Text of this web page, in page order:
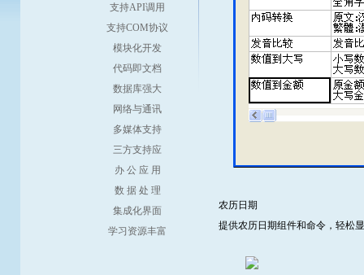
农历日期
提供农历日期组件和命令，轻松
支持API调用
支持COM协议
模块化开发
代码即文档
数据库强大
网络与通讯
多媒体支持
三方支持应
办 公 应 用
数 据 处 理
集成化界面
学习资源丰富